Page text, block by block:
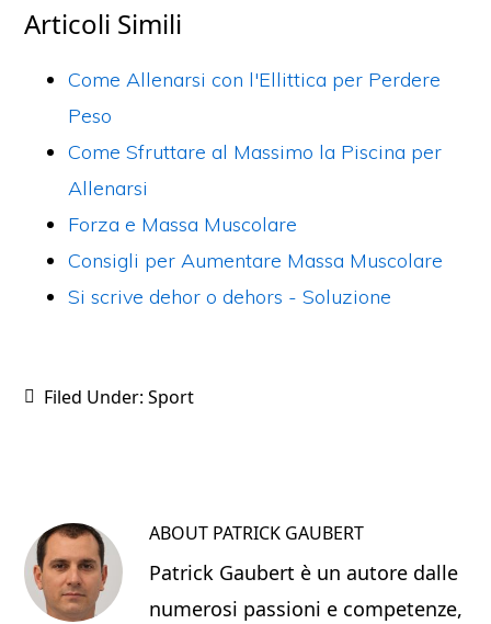
c
e
b
o
o
k
itt
er
er
e
st
vi
Articoli Simili
Come Allenarsi con l'Ellittica per Perdere
Peso
Come Sfruttare al Massimo la Piscina per
Allenarsi
Forza e Massa Muscolare
Consigli per Aumentare Massa Muscolare
Si scrive dehor o dehors​ - Soluzione
Filed Under:Sport
ABOUT PATRICK GAUBERT
Patrick Gaubert è un autore dalle
numerosi passioni e competenze,